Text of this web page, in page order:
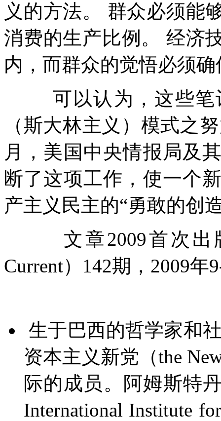
义的方法。
群众必须能
消费的生产比例。
经济
内，而群众的觉悟必须
可以认为，这些
（斯大林主义）模式之
月，美国中央情报局及
断了这项工作，使一个
产主义民主的“勇敢的创
文章2009首次出
Current） 142期， 2009年
生于巴西的哲学家和
资本主义新党（the
际的成员。阿姆斯特
International Institute